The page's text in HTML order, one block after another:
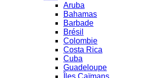
Aruba
Bahamas
Barbade
Brésil
Colombie
Costa Rica
Cuba
Guadeloupe